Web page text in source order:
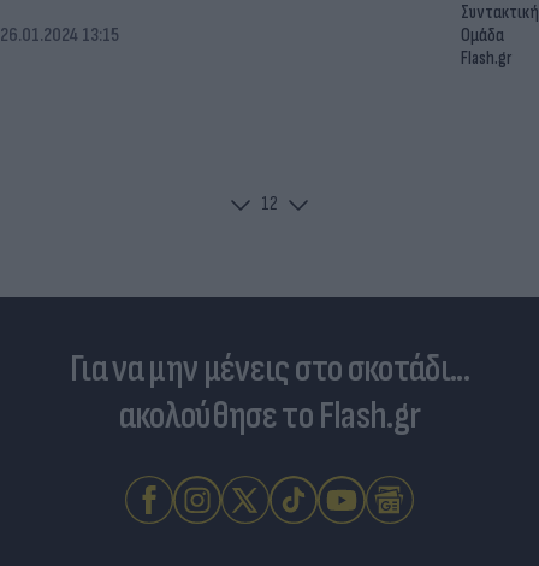
26.01.2024 13:15
Συντακτική
Ομάδα
Flash.gr
12
Για να μην μένεις στο σκοτάδι...
ακολούθησε το Flash.gr